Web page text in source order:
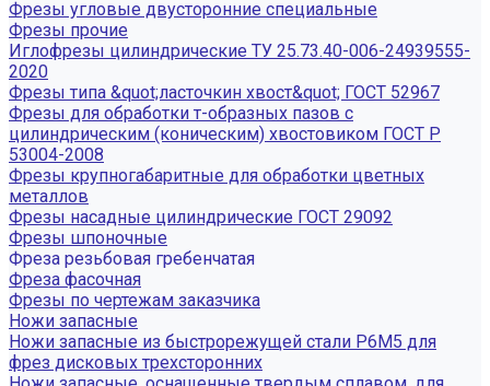
Фрезы угловые двусторонние специальные
Фрезы прочие
Иглофрезы цилиндрические ТУ 25.73.40-006-24939555-
2020
Фрезы типа &quot;ласточкин хвост&quot; ГОСТ 52967
Фрезы для обработки т-образных пазов с
цилиндрическим (коническим) хвостовиком ГОСТ Р
53004-2008
Фрезы крупногабаритные для обработки цветных
металлов
Фрезы насадные цилиндрические ГОСТ 29092
Фрезы шпоночные
Фреза резьбовая гребенчатая
Фреза фасочная
Фрезы по чертежам заказчика
Ножи запасные
Ножи запасные из быстрорежущей стали Р6М5 для
фрез дисковых трехсторонних